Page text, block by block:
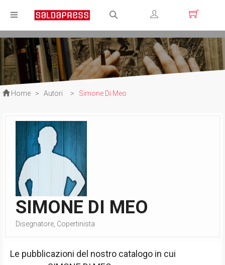
Registrati
Login
Home > Autori > Simone Di Meo
SIMONE DI MEO
Disegnatore, Copertinista
Le pubblicazioni del nostro catalogo in cui